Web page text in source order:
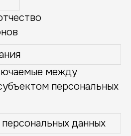
между
персональных
данных